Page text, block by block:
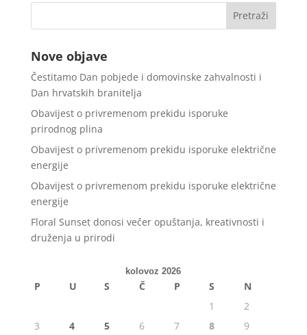
Nove objave
Čestitamo Dan pobjede i domovinske zahvalnosti i
Dan hrvatskih branitelja
Obavijest o privremenom prekidu isporuke
prirodnog plina
Obavijest o privremenom prekidu isporuke električne
energije
Obavijest o privremenom prekidu isporuke električne
energije
Floral Sunset donosi večer opuštanja, kreativnosti i
druženja u prirodi
kolovoz 2026
P U S Č P S
N
1
2
3
4 5 6 7 8 9